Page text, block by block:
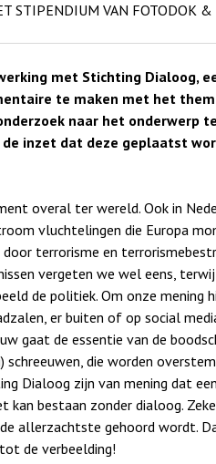
STIPENDIUM VAN FOTODOK
met Stichting Dialoog,
te maken met het
naar het onderwerp
inzet dat deze geplaatst
overal ter wereld. Ook in
vluchtelingen die Europa
terrorisme en
vergeten we wel eens,
de politiek. Om onze mening
er buiten of op social
gaat de essentie van de
schreeuwen, die worden
Dialoog zijn van mening dat
kan bestaan zonder dialoog.
allerzachtste gehoord wordt.
de verbeelding!